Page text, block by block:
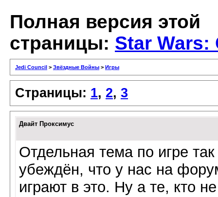
Полная версия этой
страницы: Star Wars:
Jedi Council > Звёздные Войны > Игры
Страницы: 1, 2, 3
Двайт Проксимус
Отдельная тема по игре
убеждён, что у нас на
играют в это. Ну а те, кто